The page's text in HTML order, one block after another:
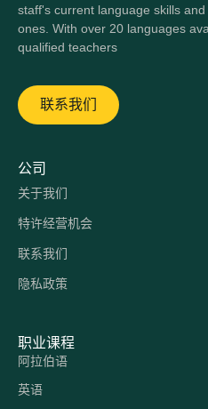
staff's current language skills
ones. With over 20 languages
qualified teachers
联系我们
公司
关于我们
特许经营机会
联系我们
隐私政策
职业课程
阿拉伯语
英语